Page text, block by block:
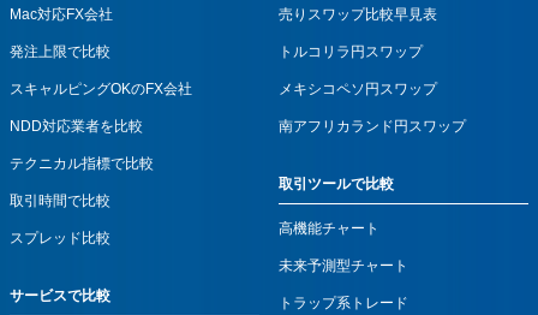
Mac対応FX会社
発注上限で比較
スキャルピングOKのFX会社
NDD対応業者を比較
テクニカル指標で比較
取引時間で比較
スプレッド比較
サービスで比較
売りスワップ比較早見表
トルコリラ円スワップ
メキシコペソ円スワップ
南アフリカランド円スワップ
取引ツールで比較
高機能チャート
未来予測型チャート
トラップ系トレード